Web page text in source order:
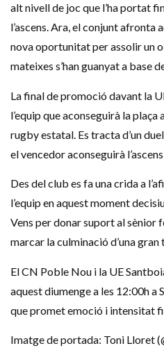
alt nivell de joc que l’ha portat
l’ascens. Ara, el conjunt
nova oportunitat per assolir un
mateixes s’han guanyat a base
La final de promoció davant la
l’equip que aconseguirà la
rugby estatal. Es tracta d’un
el vencedor aconseguirà
Des del club es fa una crida a
l’equip en aquest moment
Vens per donar suport al sènior
marcar la culminació d’una
El CN Poble Nou i la UE
aquest diumenge a les 12:00h a
que promet emoció i intensitat
Imatge de portada: Toni Lloret